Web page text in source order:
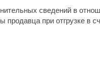
сведений в
при отгрузке в